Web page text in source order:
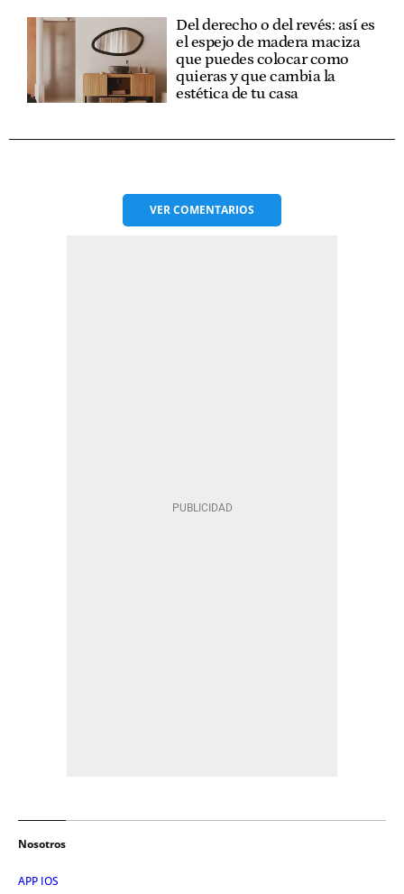
Del derecho o del revés: así es
el espejo de madera maciza
que puedes colocar como
quieras y que cambia la
estética de tu casa
VERCOMENTARIOS
Nosotros
APP IOS